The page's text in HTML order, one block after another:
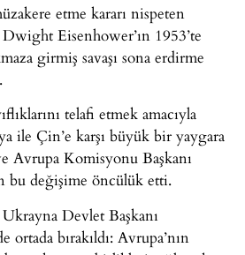
etme kararı nispeten
Eisenhower’ın 1953’te
girmiş savaşı sona erdirme
telafi etmek amacıyla
ile Çin’e karşı büyük bir yaygara
Avrupa Komisyonu Başkanı
bu değişime öncülük etti.
Devlet Başkanı
bırakıldı: Avrupa’nın